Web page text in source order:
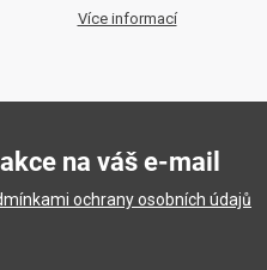
Více informací
na váš e-mail
ochrany osobních údajů